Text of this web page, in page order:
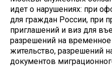
идет о нарушениях: при
для граждан России, при
приглашений и виз для
разрешений на
жительство, разрешений
документов